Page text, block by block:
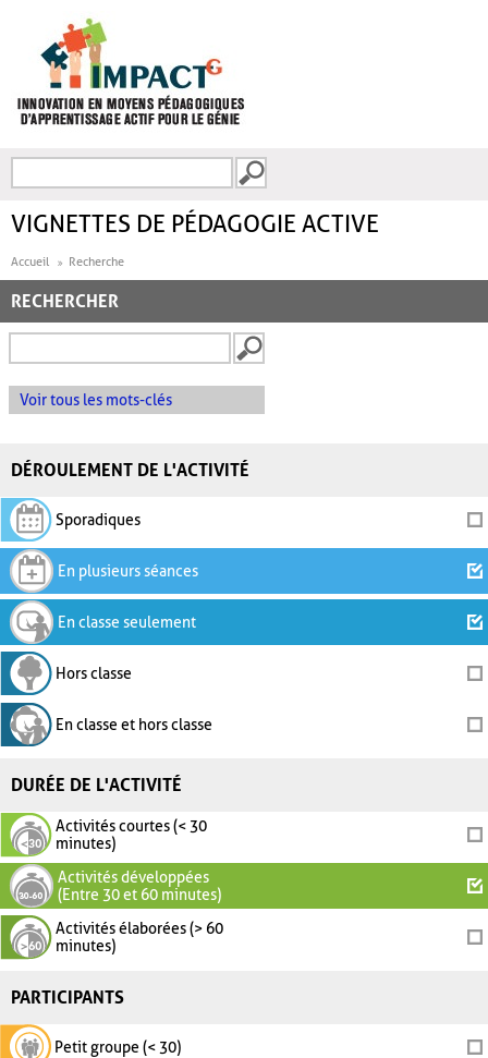
FORMULAIRE DE
VIGNETTES DE PÉDAGOGIE ACTIVE
Accueil Recherche
RECHERCHER
Voir tous les mots-clés
DÉROULEMENT DE L'ACTIVITÉ
Sporadiques
En plusieurs séances
En classe seulement
Hors classe
En classe et hors classe
DURÉE DE L'ACTIVITÉ
Activités courtes (< 30
minutes)
Activités développées
(Entre 30 et 60 minutes)
Activités élaborées (> 60
minutes)
PARTICIPANTS
Petit groupe (< 30)